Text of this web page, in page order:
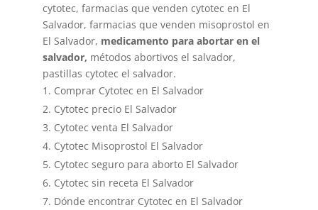
cytotec, farmacias que venden cytotec en El
Salvador, farmacias que venden misoprostol en
El Salvador, medicamento para abortar en el
salvador, métodos abortivos el salvador,
pastillas cytotec el salvador.
Comprar Cytotec en El Salvador
Cytotec precio El Salvador
Cytotec venta El Salvador
Cytotec Misoprostol El Salvador
Cytotec seguro para aborto El Salvador
Cytotec sin receta El Salvador
Dónde encontrar Cytotec en El Salvador